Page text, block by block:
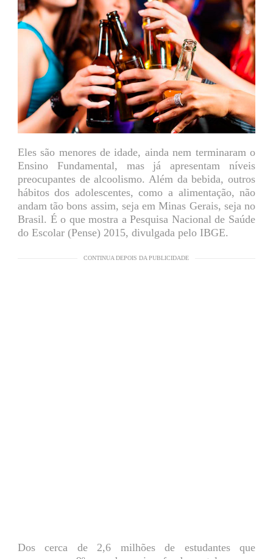
Eles são menores de idade, ainda nem terminaram o
Ensino Fundamental, mas já apresentam níveis
preocupantes de alcoolismo. Além da bebida, outros
hábitos dos adolescentes, como a alimentação, não
andam tão bons assim, seja em Minas Gerais, seja no
Brasil. É o que mostra a Pesquisa Nacional de Saúde
do Escolar (Pense) 2015, divulgada pelo IBGE.
CONTINUA DEPOIS DA PUBLICIDADE
Dos cerca de 2,6 milhões de estudantes que